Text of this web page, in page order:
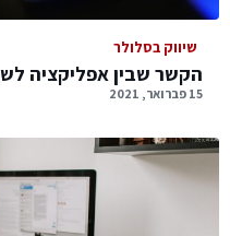
שיווק בסלולר
הקשר שבין אפליקציה
15 פברואר, 2021